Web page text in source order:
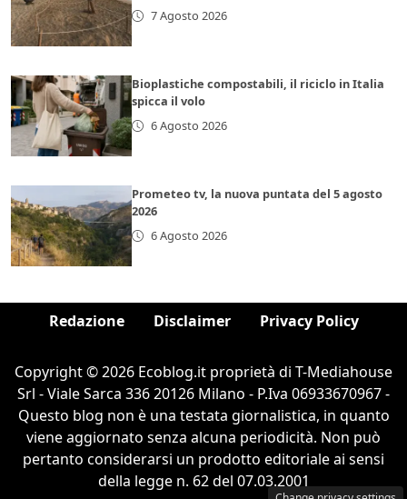
7 Agosto 2026
Bioplastiche compostabili, il riciclo in Italia
spicca il volo
6 Agosto 2026
Prometeo tv, la nuova puntata del 5 agosto
2026
6 Agosto 2026
Redazione Disclaimer Privacy Policy
Copyright © 2026 Ecoblog.it proprietà di T-Mediahouse
Srl - Viale Sarca 336 20126 Milano - P.Iva 06933670967 -
Questo blog non è una testata giornalistica, in quanto
viene aggiornato senza alcuna periodicità. Non può
pertanto considerarsi un prodotto editoriale ai sensi
della legge n. 62 del 07.03.2001